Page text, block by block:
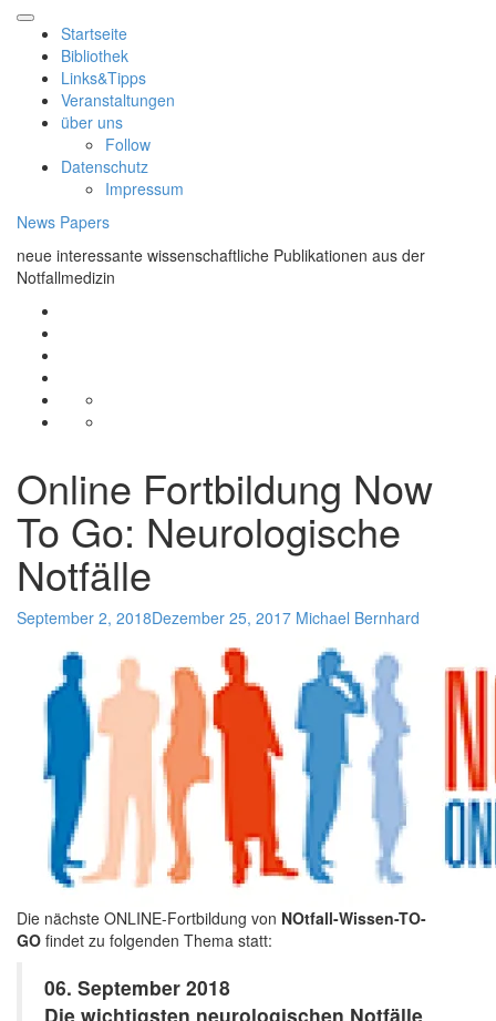
Skip
content
Startseite
Bibliothek
Links&Tipps
Veranstaltungen
über uns
Follow
Datenschutz
Impressum
News Papers
neue interessante wissenschaftliche Publikationen aus der
Notfallmedizin
über
Datenschutz
Online Fortbildung Now
To Go: Neurologische
Notfälle
September 2, 2018Dezember 25, 2017 Michael Bernhard
Die nächste ONLINE-Fortbildung von NOtfall-Wissen-TO-
GO findet zu folgenden Thema statt:
06. September 2018
Die wichtigsten neurologischen Notfälle